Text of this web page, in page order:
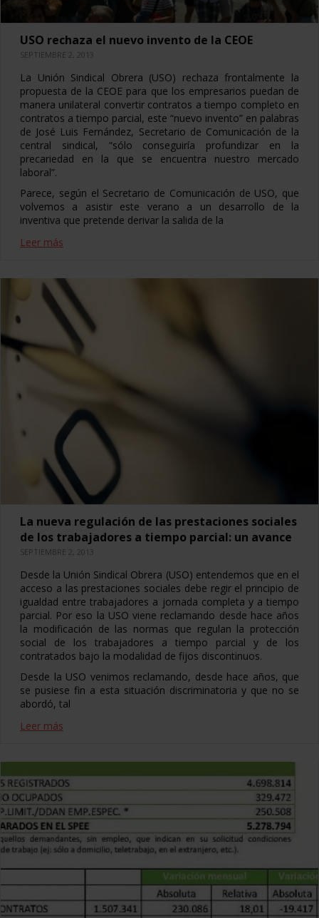
USO rechaza el nuevo invento de la CEOE
SEPTIEMBRE 2, 2013
La Unión Sindical Obrera (USO) rechaza frontalmente la
propuesta de la CEOE para que los empresarios puedan de
manera unilateral convertir contratos a tiempo completo en
contratos a tiempo parcial, este “nuevo invento” en palabras
de José Luis Fernández, Secretario de Comunicación de la
central sindical, “sólo conseguiría profundizar en la
precariedad en la que se encuentra nuestro mercado
laboral”.
Parece, según el Secretario de Comunicación de USO, que
volvemos a asistir este verano a un desarrollo de la
inventiva que pretende derivar la salida de la
Leer más
La nueva regulación de las prestaciones sociales
de los trabajadores a tiempo parcial: un avance
SEPTIEMBRE 2, 2013
Desde la Unión Sindical Obrera (USO) entendemos que en el
acceso a las prestaciones sociales debe regir el principio de
igualdad entre trabajadores a jornada completa y a tiempo
parcial. Por eso la USO viene reclamando desde hace años
la modificación de las normas que regulan la protección
social de los trabajadores a tiempo parcial y de los
contratados bajo la modalidad de fijos discontinuos.
Desde la USO venimos reclamando, desde hace años, que
se pusiese fin a esta situación discriminatoria y que no se
abordó, tal
Leer más